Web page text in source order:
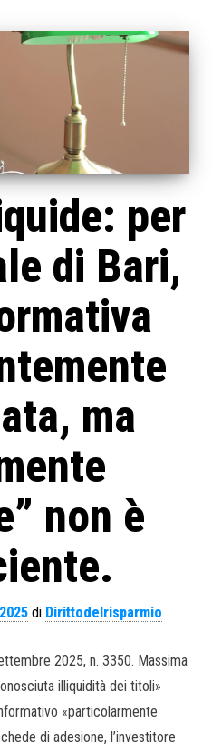
per
di Bari,
ma
non è
di Dirittodelrisparmio
2025, n. 3350. Massima
illiquidità dei titoli»
«particolarmente
di adesione, l’investitore